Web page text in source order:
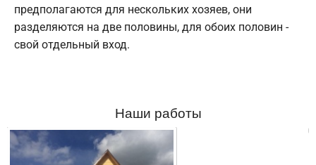
предполагаются для нескольких хозяев, они
разделяются на две половины, для обоих половин -
свой отдельный вход.
Наши работы